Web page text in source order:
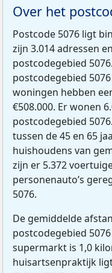
Over het
Postcode 5076 ligt
zijn 3.014 adressen
postcodegebied
postcodegebied
woningen hebben
€508.000. Er wonen
postcodegebied
tussen de 45 en 65
huishoudens van
zijn er 5.372
personenauto’s
5076.
De gemiddelde
postcodegebied
supermarkt is 1,0
huisartsenpraktijk